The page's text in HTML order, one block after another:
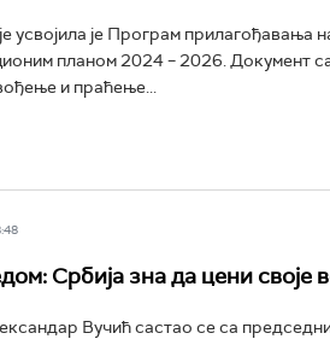
усвојила је Програм прилагођавања
планом 2024 – 2026. Документ
и праћење...
Србија зна да цени своје
Вучић састао се са